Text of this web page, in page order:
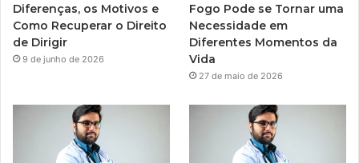
Diferenças, os Motivos e
Como Recuperar o Direito
de Dirigir
9 de junho de 2026
Fogo Pode se Tornar uma
Necessidade em
Diferentes Momentos da
Vida
27 de maio de 2026